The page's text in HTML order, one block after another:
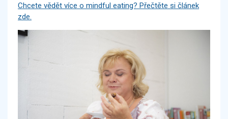
Chcete vědět více o mindful eating? Přečtěte si článek
zde.